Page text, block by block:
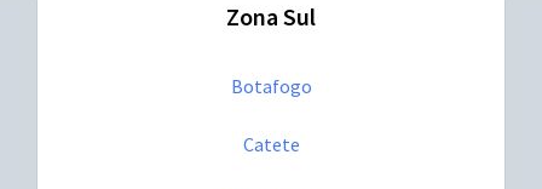
Zona Sul
Botafogo
Catete